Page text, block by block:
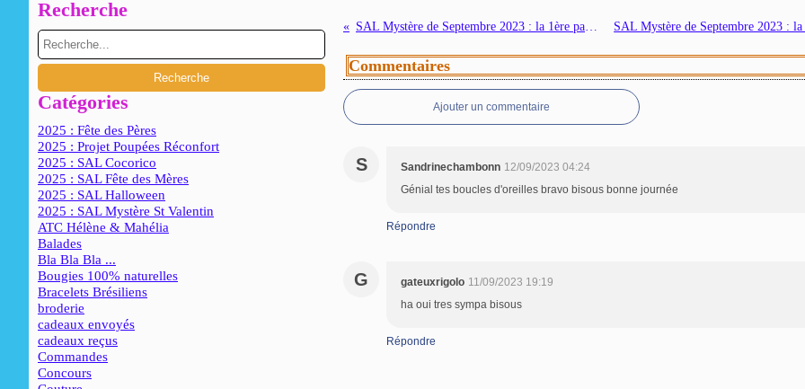
Recherche
Catégories
2025 : Fête des Pères
2025 : Projet Poupées Réconfort
2025 : SAL Cocorico
2025 : SAL Fête des Mères
2025 : SAL Halloween
2025 : SAL Mystère St Valentin
ATC Hélène & Mahélia
Balades
Bla Bla Bla ...
Bougies 100% naturelles
Bracelets Brésiliens
broderie
cadeaux envoyés
cadeaux reçus
Commandes
Concours
SAL Mystère de Septembre 2023 : la 1ère partie de DÉVOILÉE
Commentaires
Ajouter un commentaire
S Sandrinechambonn 12/09/2023 04:24
Génial tes boucles d'oreilles bravo bisous bonne journée
Répondre
G gateuxrigolo 11/09/2023 19:19
ha oui tres sympa bisous
Répondre